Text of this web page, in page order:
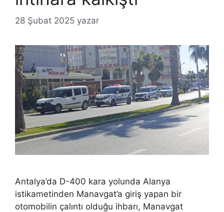
28 Şubat 2025 yazar
Antalya’da D-400 kara yolunda Alanya
istikametinden Manavgat’a giriş yapan bir
otomobilin çalıntı olduğu ihbarı, Manavgat